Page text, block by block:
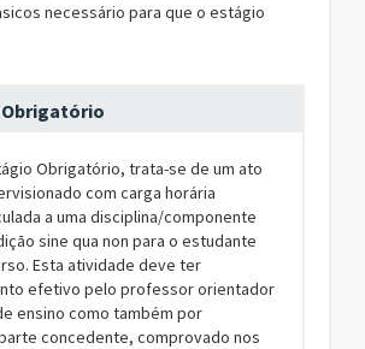
necessário para que o estágio
Obrigatório, trata-se de um ato
com carga horária
a uma disciplina/componente
sine qua non para o estudante
Esta atividade deve ter
efetivo pelo professor orientador
ensino como também por
concedente, comprovado nos